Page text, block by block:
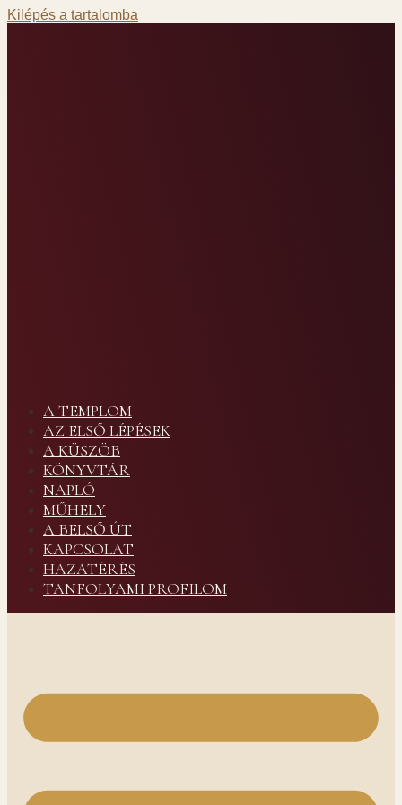
Kilépés a tartalomba
A TEMPLOM
AZ ELSŐ LÉPÉSEK
A KÜSZÖB
KÖNYVTÁR
NAPLÓ
MŰHELY
A BELSŐ ÚT
KAPCSOLAT
HAZATÉRÉS
TANFOLYAMI PROFILOM